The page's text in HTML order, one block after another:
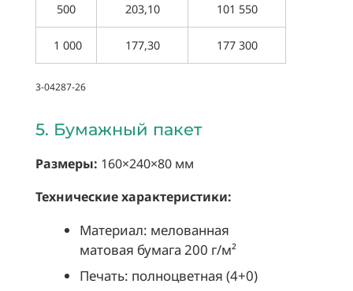
500 203,10 101 550
1 000 177,30 177 300
3-04287-26
5. Бумажный пакет
Размеры: 160×240×80 мм
Технические характеристики:
Материал: мелованная
матовая бумага 200 г/м²
Печать: полноцветная (4+0)